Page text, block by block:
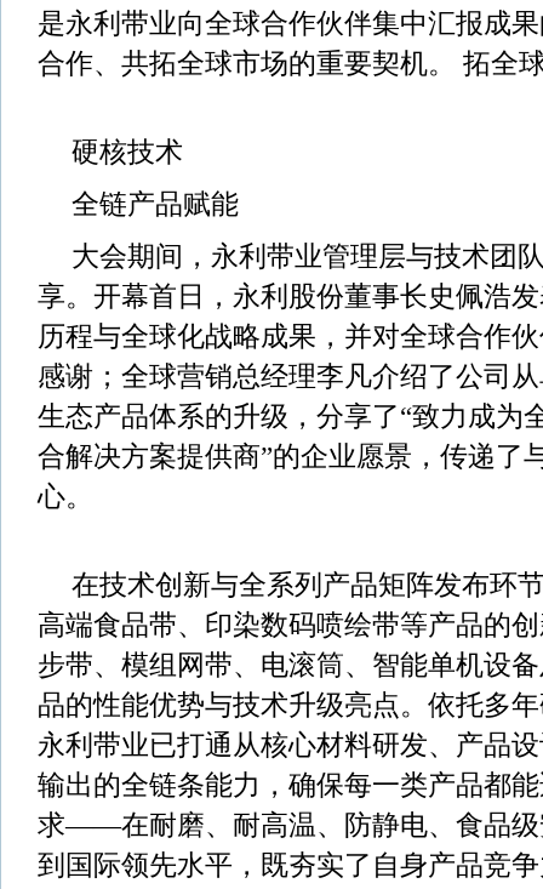
是永利带业向全球合作伙伴集中汇报成
合作、共拓全球市场的重要契机。 拓全
硬核技术
全链产品赋能
大会期间，永利带业管理层与技术团
享。开幕首日，永利股份董事长史佩浩
历程与全球化战略成果，并对全球合作
感谢；全球营销总经理李凡介绍了公司
生态产品体系的升级，分享了“致力成为
合解决方案提供商”的企业愿景，传递了
心。
在技术创新与全系列产品矩阵发布环
高端食品带、印染数码喷绘带等产品的
步带、模组网带、电滚筒、智能单机设
品的性能优势与技术升级亮点。依托多
永利带业已打通从核心材料研发、产品
输出的全链条能力，确保每一类产品都
求——在耐磨、耐高温、防静电、食品级
到国际领先水平，既夯实了自身产品竞